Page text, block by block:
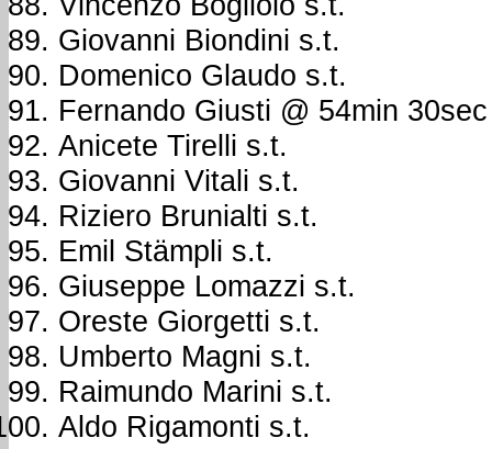
Giovanni Biondini s.t.
Domenico Glaudo s.t.
Fernando Giusti @ 54min 30sec
Anicete Tirelli s.t.
Giovanni Vitali s.t.
Riziero Brunialti s.t.
Emil Stämpli s.t.
Giuseppe Lomazzi s.t.
Oreste Giorgetti s.t.
Umberto Magni s.t.
Raimundo Marini s.t.
Aldo Rigamonti s.t.